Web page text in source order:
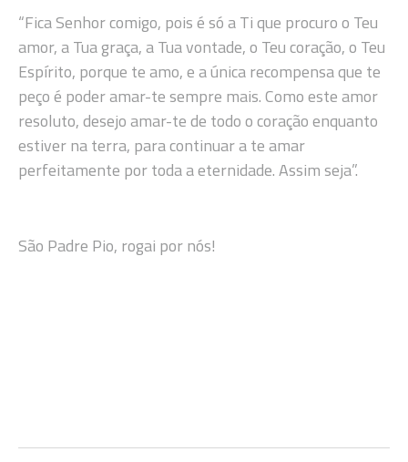
“Fica Senhor comigo, pois é só a Ti que procuro o Teu
amor, a Tua graça, a Tua vontade, o Teu coração, o Teu
Espírito, porque te amo, e a única recompensa que te
peço é poder amar-te sempre mais. Como este amor
resoluto, desejo amar-te de todo o coração enquanto
estiver na terra, para continuar a te amar
perfeitamente por toda a eternidade. Assim seja”.
São Padre Pio, rogai por nós!